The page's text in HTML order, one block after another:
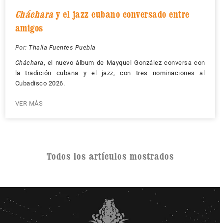
Chácharay el jazz cubano conversado entre
amigos
Por: Thalía Fuentes Puebla
Cháchara , el nuevo álbum de Mayquel González conversa con
la tradición cubana y el jazz, con tres nominaciones al
Cubadisco 2026.
VER MÁS
Todos los artículos mostrados